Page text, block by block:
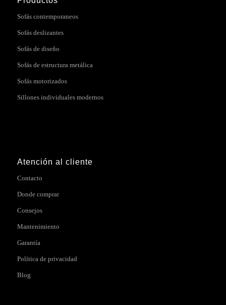
Sofás contemporaneos
Sofás deslizantes
Sofás de diseño
Sofás de estructura metálica
Sofás motorizados
Sillones individuales modernos
Atención al cliente
Contacto
Donde comprar
Consejos
Mantenimiento
Garantía
Política de privacidad
Blog